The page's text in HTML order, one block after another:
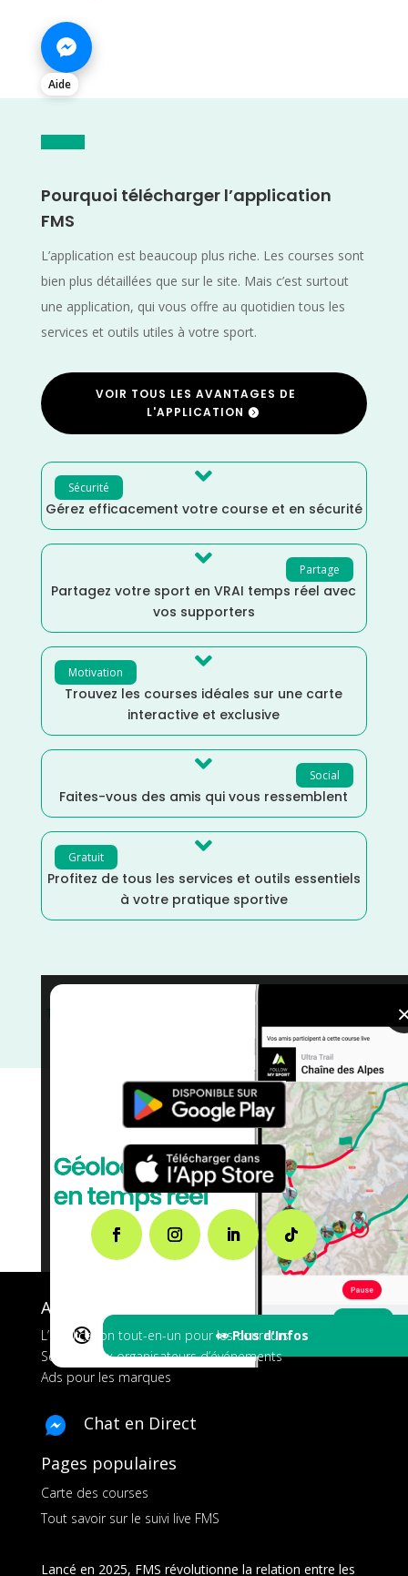
Aide
Pourquoi télécharger l’application
FMS
L’application est beaucoup plus riche. Les courses sont
bien plus détaillées que sur le site. Mais c’est surtout
une application, qui vous offre au quotidien tous les
services et outils utiles à votre sport.
VOIR TOUS LES AVANTAGES DE
L'APPLICATION
Sécurité 
Gérez efficacement votre course et en sécurité
Partage

Partagez votre sport en VRAI temps réel avec
vos supporters
Motivation 
Trouvez les courses idéales sur une carte
interactive et exclusive
Social

Faites-vous des amis qui vous ressemblent
Gratuit 
Profitez de tous les services et outils essentiels
à votre pratique sportive
🔇 👀 Plus d'Infos
Trail
Distance 100k/
courses
A propos de FMS
L’application tout-en-un pour les coureurs
Services aux organisateurs d’événements
Ads pour les marques
Chat en Direct
Pages populaires
Carte des courses
Tout savoir sur le suivi live FMS
Lancé en 2025, FMS révolutionne la relation entre les